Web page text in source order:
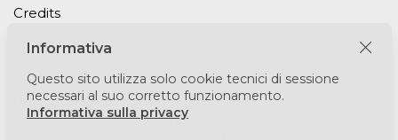
Credits
Cookie Policy
Puntomedia srl
Via Lesmi 6 - 20123 Milano
Informativa
Questo sito utilizza solo cookie tecnici di sessione
necessari al suo corretto funzionamento.
Informativa sulla privacy